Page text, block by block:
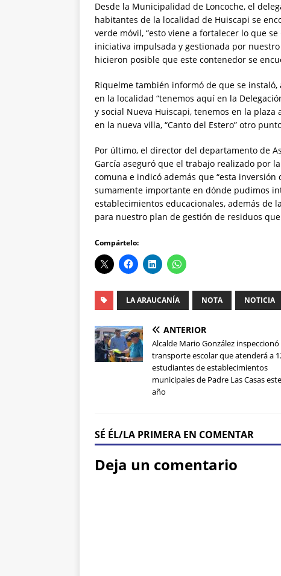
Desde la Municipalidad de Loncoche, el
habitantes de la localidad de Huiscapi se
verde móvil, “esto viene a fortalecer lo que
iniciativa impulsada y gestionada por
hicieron posible que este contenedor se
Riquelme también informó de que se
en la localidad “tenemos aquí en la
y social Nueva Huiscapi, tenemos en la
en la nueva villa, “Canto del Estero” otro
Por último, el director del departamento de
García aseguró que el trabajo realizado por
comuna e indicó además que “esta
sumamente importante en dónde pudimos
establecimientos educacionales, además de
para nuestro plan de gestión de residuos
Compártelo:
LA ARAUCANÍA NOTA NOTICIA
ANTERIOR
Alcalde Mario González inspeccionó
transporte escolar que atenderá a
estudiantes de establecimientos
municipales de Padre Las Casas este
año
SÉ ÉL/LA PRIMERA EN COMENTAR
Deja un comentario